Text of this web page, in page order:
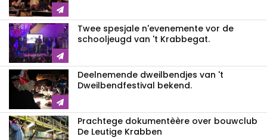
Twee spesjale n'evenemente vor de
schooljeugd van 't Krabbegat.
Deelnemende dweilbendjes van 't
Dweilbendfestival bekend.
Prachtege dokumentèère over bouwclub
De Leutige Krabben